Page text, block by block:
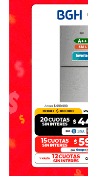
Mientras se
emergencia trabajaron
garantizar la